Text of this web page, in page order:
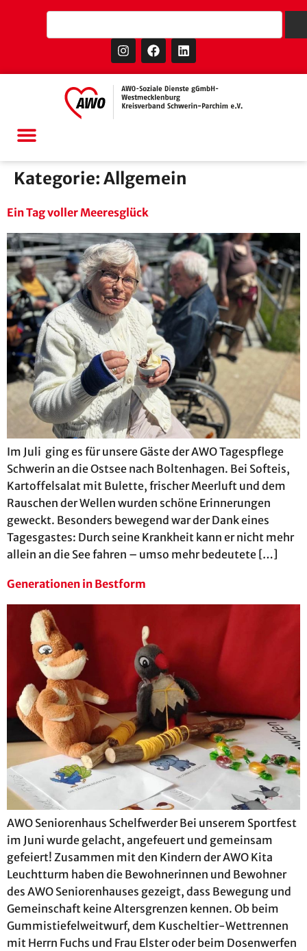
Kategorie:Allgemein
Ein Tag voller Meeresglück
Im Juli ging es für unsere Gäste der AWO Tagespflege
Schwerin an die Ostsee nach Boltenhagen. Bei Softeis,
Kartoffelsalat mit Bulette, frischer Meerluft und dem
Rauschen der Wellen wurden schöne Erinnerungen
geweckt. Besonders bewegend war der Dank eines
Tagesgastes: Durch seine Krankheit kann er nicht mehr
allein an die See fahren – umso mehr bedeutete […]
Generationen in Bestform
AWO Seniorenhaus Schelfwerder Bei unserem Sportfest
im Juni wurde gelacht, angefeuert und gemeinsam
gefeiert! Zusammen mit den Kindern der AWO Kita
Leuchtturm haben die Bewohnerinnen und Bewohner
des AWO Seniorenhauses gezeigt, dass Bewegung und
Gemeinschaft keine Altersgrenzen kennen. Ob beim
Gummistiefelweitwurf, dem Kuscheltier-Wettrennen
mit Herrn Fuchs und Frau Elster oder beim Dosenwerfen